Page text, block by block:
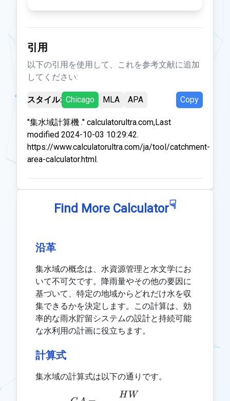
引用
以下の引用を使用して、これを参考文献に追加
してください:
スタイル: Chicago MLA APA Copy
"集水域計算機 ." calculatorultra.com,Last
modified 2024-10-03 10:29:42.
https://www.calculatorultra.com/ja/tool/catchment-
area-calculator.html.
Find More Calculator☟
沿革
集水域の概念は、水資源管理と水文学にお
いて不可欠です。降雨量やその他の要因に
基づいて、特定の地域からどれだけ水を収
集できるかを決定します。この計算は、効
率的な雨水貯留システムの設計と持続可能
な水利用の計画に役立ちます。
計算式
集水域の計算式は以下の通りです。
CA = \frac{HW}{RFD
H W